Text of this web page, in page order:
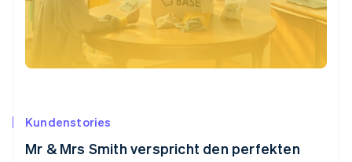
Kundenstories
Mr & Mrs Smith verspricht den perfekten